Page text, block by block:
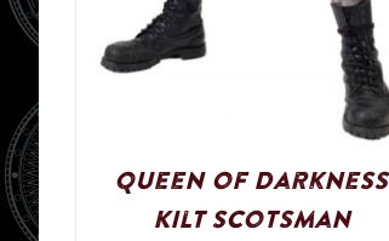
Queen of Darkness
Kilt Scotsman